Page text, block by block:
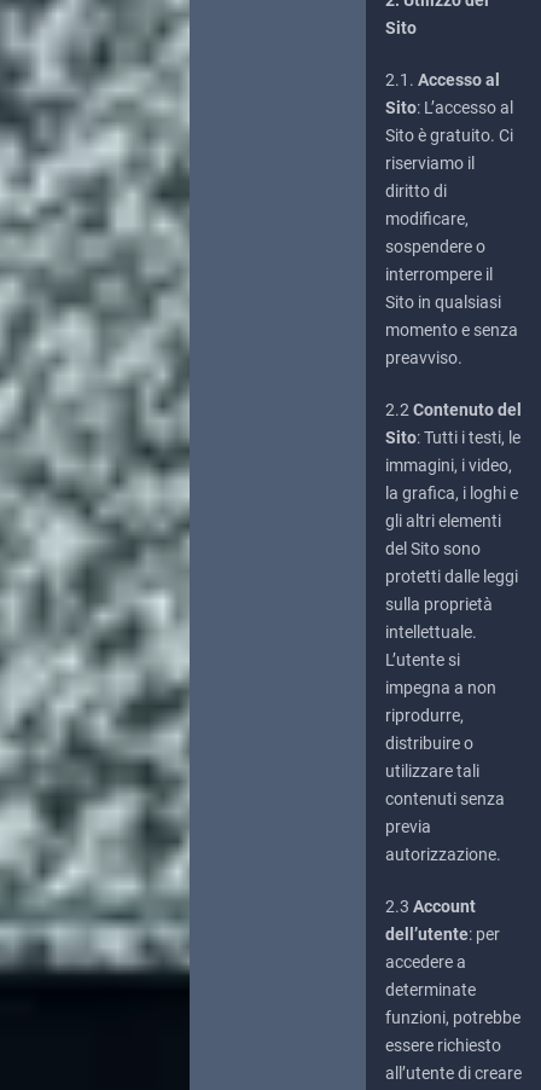
Sito
2.1. Accesso al
Sito: L’accesso al
Sito è gratuito. Ci
riserviamo il
diritto di
modificare,
sospendere o
interrompere il
Sito in qualsiasi
momento e senza
preavviso.
2.2Contenuto del
Sito: Tutti i testi, le
immagini, i video,
la grafica, i loghi e
gli altri elementi
del Sito sono
protetti dalle leggi
sulla proprietà
intellettuale.
L’utente si
impegna a non
riprodurre,
distribuire o
utilizzare tali
contenuti senza
previa
autorizzazione.
2.3 Account
dell’utente: per
accedere a
determinate
funzioni, potrebbe
essere richiesto
all’utente di creare